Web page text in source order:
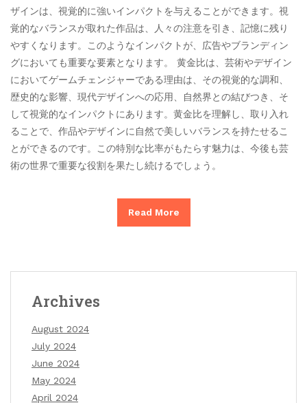
ザインは、視覚的に強いインパクトを与えることができます。視
覚的なバランスが取れた作品は、人々の注意を引き、記憶に残り
やすくなります。このようなインパクトが、広告やブランディン
グにおいても重要な要素となります。 黄金比は、芸術やデザイン
においてゲームチェンジャーである理由は、その視覚的な調和、
歴史的な影響、現代デザインへの応用、自然界との結びつき、そ
して視覚的なインパクトにあります。黄金比を理解し、取り入れ
ることで、作品やデザインに自然で美しいバランスを持たせるこ
とができるのです。この特別な比率がもたらす魅力は、今後も芸
術の世界で重要な役割を果たし続けるでしょう。
Read More
Archives
August 2024
July 2024
June 2024
May 2024
April 2024